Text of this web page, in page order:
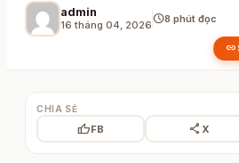
admin
16 tháng 04, 2026schedule8 phút đọc
link
CHIA SẺ
thumb_upFB share X